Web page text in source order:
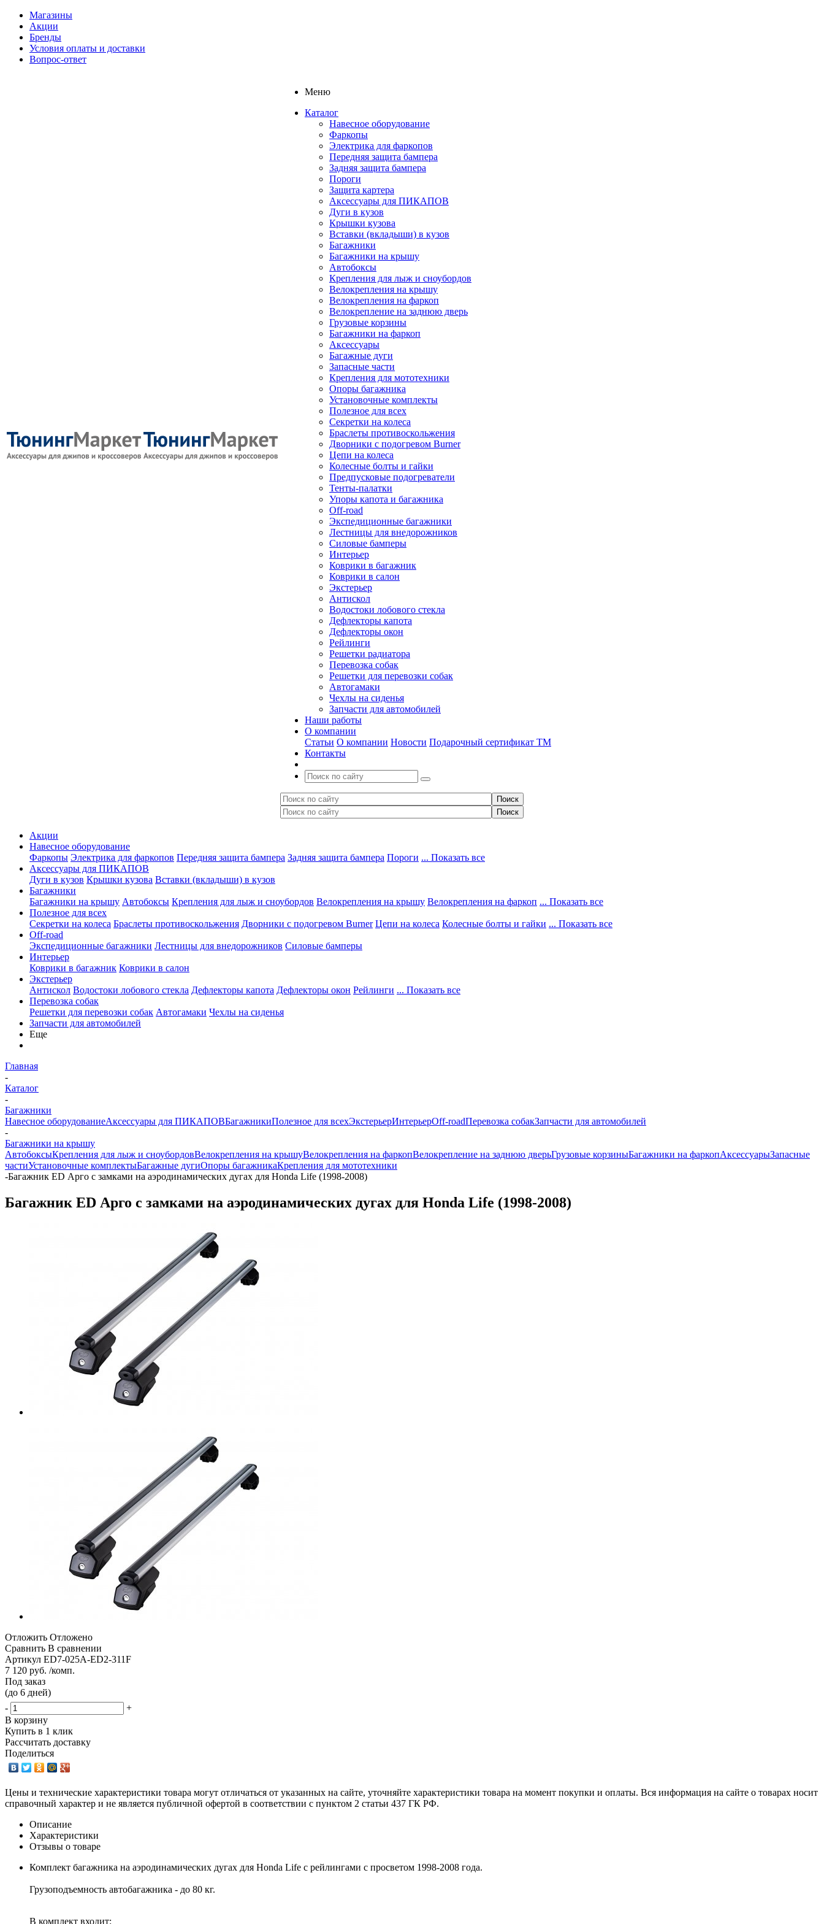
Магазины
Акции
Бренды
Условия оплаты и доставки
Вопрос-ответ
Меню
Каталог
Навесное оборудование
Фаркопы
Электрика для фаркопов
Передняя защита бампера
Задняя защита бампера
Пороги
Защита картера
Аксессуары для ПИКАПОВ
Дуги в кузов
Крышки кузова
Вставки (вкладыши) в кузов
Багажники
Багажники на крышу
Автобоксы
Крепления для лыж и сноубордов
Велокрепления на крышу
Велокрепления на фаркоп
Велокрепление на заднюю дверь
Грузовые корзины
Багажники на фаркоп
Аксессуары
Багажные дуги
Запасные части
Крепления для мототехники
Опоры багажника
Установочные комплекты
Полезное для всех
Секретки на колеса
Браслеты противоскольжения
Дворники с подогревом Burner
Цепи на колеса
Колесные болты и гайки
Предпусковые подогреватели
Тенты-палатки
Упоры капота и багажника
Off-road
Экспедиционные багажники
Лестницы для внедорожников
Силовые бамперы
Интерьер
Коврики в багажник
Коврики в салон
Экстерьер
Антискол
Водостоки лобового стекла
Дефлекторы капота
Дефлекторы окон
Рейлинги
Решетки радиатора
Перевозка собак
Решетки для перевозки собак
Автогамаки
Чехлы на сиденья
Запчасти для автомобилей
Наши работы
О компании
Статьи О компании Новости Подарочный сертификат ТМ
Контакты
Акции
Навесное оборудование
Фаркопы Электрика для фаркопов Передняя защита бампера Задняя защита бампера Пороги ... Показать все
Аксессуары для ПИКАПОВ
Дуги в кузов Крышки кузова Вставки (вкладыши) в кузов
Багажники
Багажники на крышу Автобоксы Крепления для лыж и сноубордов Велокрепления на крышу Велокрепления на фаркоп ... Показать все
Полезное для всех
Секретки на колеса Браслеты противоскольжения Дворники с подогревом Burner Цепи на колеса Колесные болты и гайки ... Показать все
Off-road
Экспедиционные багажники Лестницы для внедорожников Силовые бамперы
Интерьер
Коврики в багажник Коврики в салон
Экстерьер
Антискол Водостоки лобового стекла Дефлекторы капота Дефлекторы окон Рейлинги ... Показать все
Перевозка собак
Решетки для перевозки собак Автогамаки Чехлы на сиденья
Запчасти для автомобилей
Еще
Главная
-
Каталог
-
Багажники
Навесное оборудованиеАксессуары для ПИКАПОВБагажникиПолезное для всехЭкстерьерИнтерьерOff-roadПеревозка собакЗапчасти для автомобилей
-
Багажники на крышу
АвтобоксыКрепления для лыж и сноубордовВелокрепления на крышуВелокрепления на фаркопВелокрепление на заднюю дверьГрузовые корзиныБагажники на фаркопАксессуарыЗапасные
частиУстановочные комплектыБагажные дугиОпоры багажникаКрепления для мототехники
-Багажник ED Арго с замками на аэродинамических дугах для Honda Life (1998-2008)
Багажник ED Арго с замками на аэродинамических дугах для Honda Life (1998-2008)
Отложить Отложено
Сравнить В сравнении
Артикул ED7-025A-ED2-311F
7 120 руб. /комп.
Под заказ
(до 6 дней)
-
+
В корзину
Купить в 1 клик
Рассчитать доставку
Поделиться
Цены и технические характеристики товара могут отличаться от указанных на сайте, уточняйте характеристики товара на момент покупки и оплаты. Вся информация на сайте о товарах носит
справочный характер и не является публичной офертой в соответствии с пунктом 2 статьи 437 ГК РФ.
Описание
Характеристики
Отзывы о товаре
Комплект багажника на аэродинамических дугах для Honda Life с рейлингами с просветом 1998-2008 года.
Грузоподъемность автобагажника - до 80 кг.
В комплект входит: